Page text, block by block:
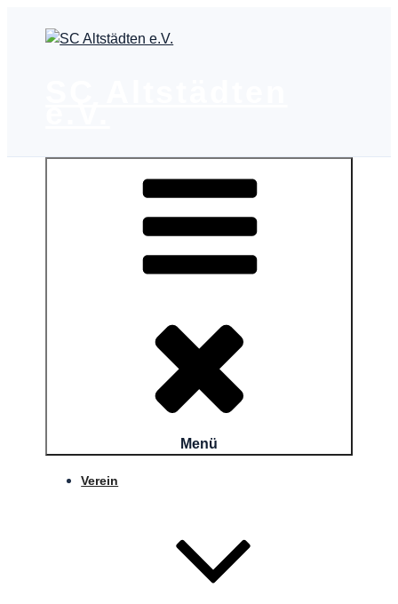
Menü
Verein